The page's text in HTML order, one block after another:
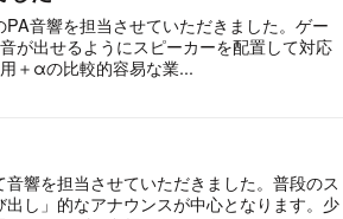
音響を担当させていただきました。ゲー
が出せるようにスピーカーを配置して対応
＋αの比較的容易な業...
響を担当させていただきました。普段のス
し」的なアナウンスが中心となります。少